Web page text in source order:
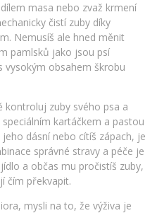
masa nebo zvaž krmení
čistí zuby díky
Nemusíš ale hned měnit
pamlsků jako jsou psí
vysokým obsahem škrobu
kontroluj zuby svého psa a
kartáčkem a pastou
dásní nebo cítíš zápach, je
správné stravy a péče je
a občas mu pročistíš zuby,
čím překvapit.
mysli na to, že výživa je